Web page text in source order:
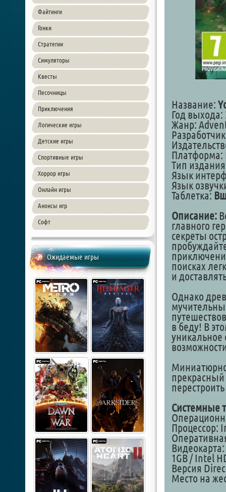
Файтинги
Гонки
Стратегии
Симуляторы
Квесты
Песочницы
Приключения
Логические игры
Детские игры
Спортивные игры
Хоррор игры
Онлайн игры
Анонсы игр
Софт
Ожидаемые игры
Название:
Год выхода:
Жанр:
Платформа:
Тип
Язык
Язык
Таблетка:
Описание:
главного
секреты
поисках
и
Однако
в беду! В
Системные
Процессор:
Видеокарта:
1GB / Intel
Версия
Место на